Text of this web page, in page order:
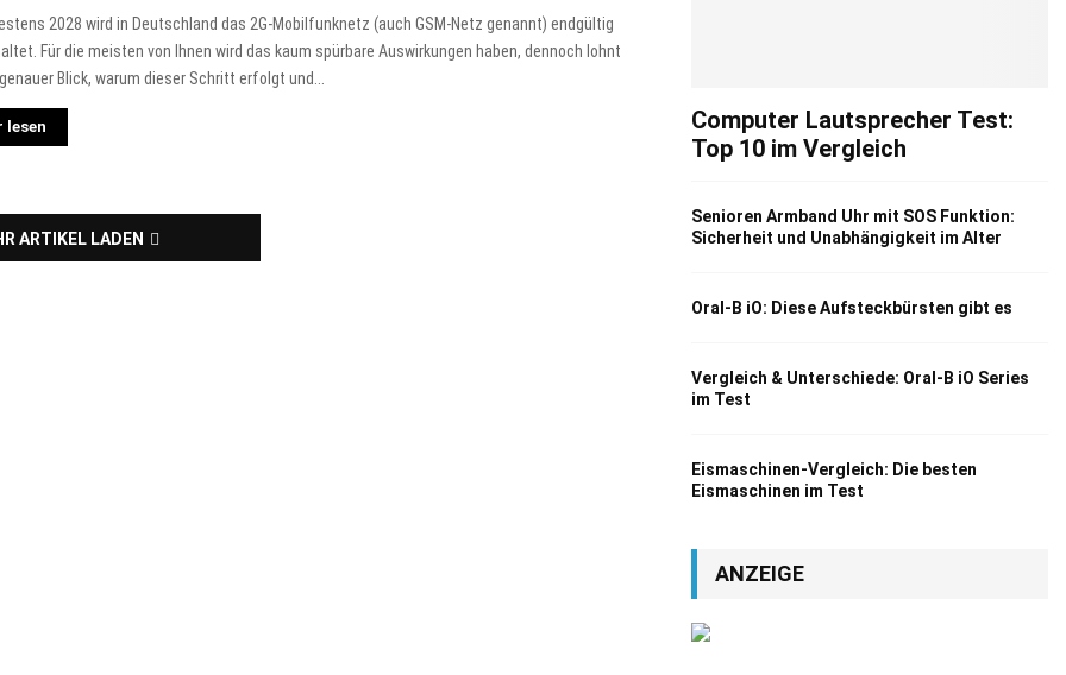
2028 wird in Deutschland das 2G-Mobilfunknetz (auch GSM-Netz genannt) endgültig
Für die meisten von Ihnen wird das kaum spürbare Auswirkungen haben, dennoch lohnt
Blick, warum dieser Schritt erfolgt und...
lesen
ARTIKEL LADEN
Computer Lautsprecher Test:
Top 10 im Vergleich
Senioren Armband Uhr mit SOS Funktion:
Sicherheit und Unabhängigkeit im Alter
Oral-B iO: Diese Aufsteckbürsten gibt es
Vergleich & Unterschiede: Oral-B iO Series
im Test
Eismaschinen-Vergleich: Die besten
Eismaschinen im Test
ANZEIGE